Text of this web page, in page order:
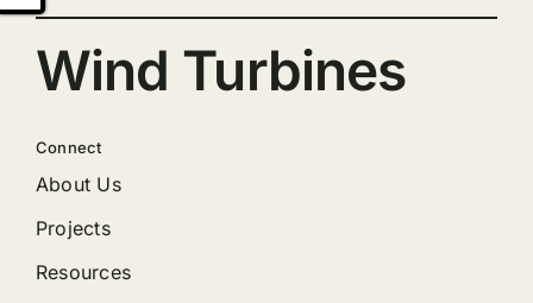
Wind Turbines
Connect
About Us
Projects
Resources